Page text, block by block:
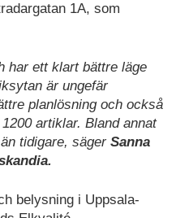
1A, som
har ett klart bättre läge
är ungefär
planlösning och också
artiklar. Bland annat
tidigare, säger Sanna
belysning i Uppsala-